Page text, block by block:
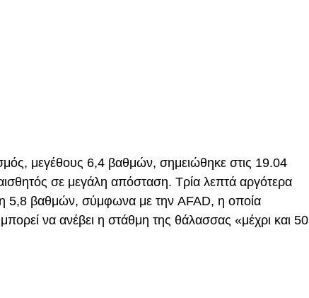
μεγέθους 6,4 βαθμών, σημειώθηκε στις 19.04
σε μεγάλη απόσταση. Τρία λεπτά αργότερα
5,8 βαθμών, σύμφωνα με την AFAD, η οποία
να ανέβει η στάθμη της θάλασσας «μέχρι και 50